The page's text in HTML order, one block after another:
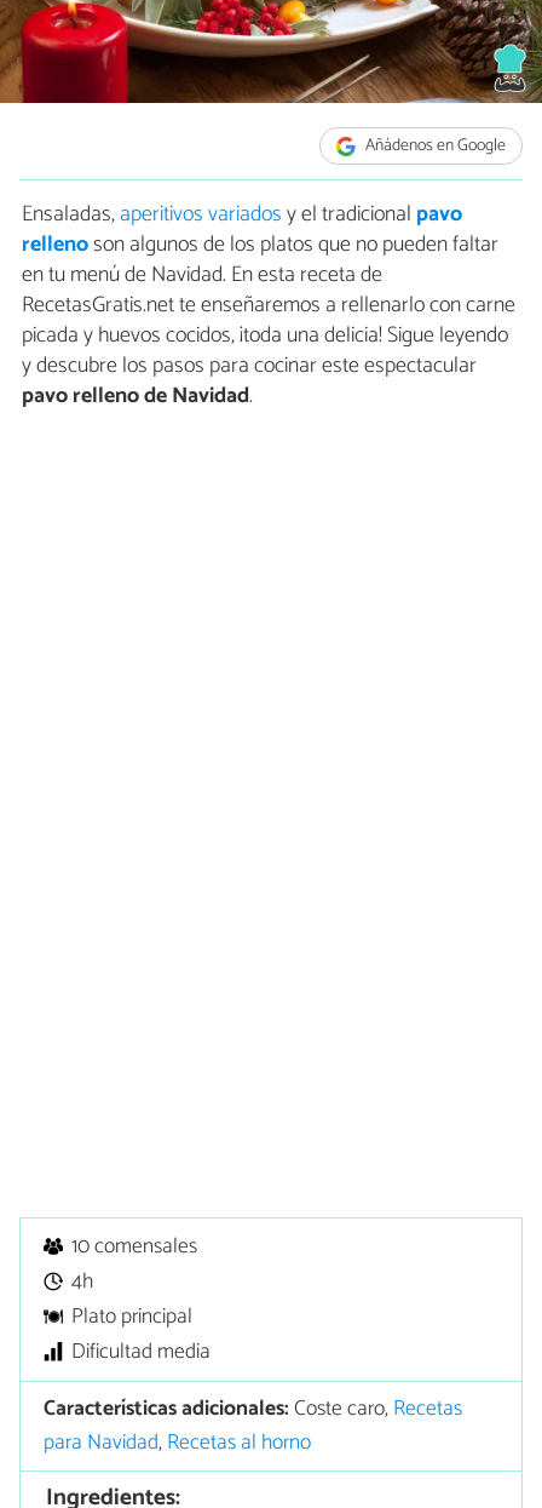
Añádenos en Google
Ensaladas,aperitivos variadosy el tradicional pavo
rellenoson algunos de los platos que no pueden faltar
en tu menú de Navidad. En esta receta de
RecetasGratis.net te enseñaremos a rellenarlo con carne
picada y huevos cocidos, ¡toda una delicia! Sigue leyendo
y descubre los pasos para cocinar este espectacular
pavo relleno de Navidad.
10 comensales
4h
Plato principal
Dificultad media
Características adicionales:Coste caro,Recetas
para Navidad,Recetas al horno
Ingredientes: